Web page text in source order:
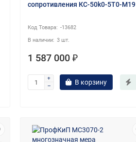
сопротивления КС-50k0-5T0-М19
-13682
3 шт.
1 587 000 ₽
В корзину